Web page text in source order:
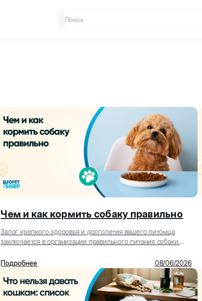
Чем и как кормить собаку правильно
Залог крепкого здоровья и долголетия вашего питомца
заключается в организации правильного питания собаки.
Подробнее
08/06/2026